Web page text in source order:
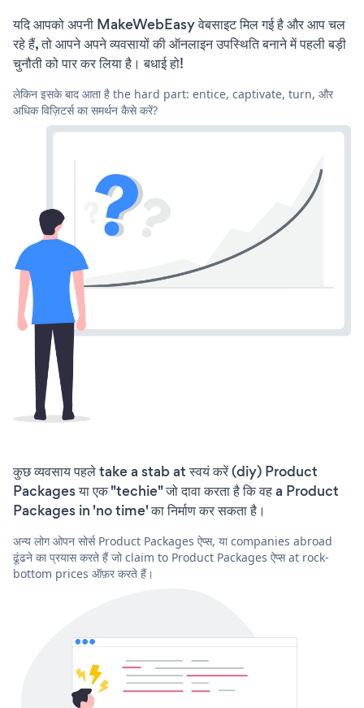
यदि आपको अपनी MakeWebEasy वेबसाइट मिल गई है और आप चल
रहे हैं, तो आपने अपने व्यवसायों की ऑनलाइन उपस्थिति बनाने में पहली बड़ी
चुनौती को पार कर लिया है। बधाई हो!
लेकिन इसके बाद आता है the hard part: entice, captivate, turn, और
अधिक विज़िटर्स का समर्थन कैसे करें?
कुछ व्यवसाय पहले take a stab at स्वयं करें (diy) Product
Packages या एक "techie" जो दावा करता है कि वह a Product
Packages in 'no time' का निर्माण कर सकता है।
अन्य लोग ओपन सोर्स Product Packages ऐप्स, या companies abroad
ढूंढने का प्रयास करते हैं जो claim to Product Packages ऐप्स at rock-
bottom prices ऑफ़र करते हैं।